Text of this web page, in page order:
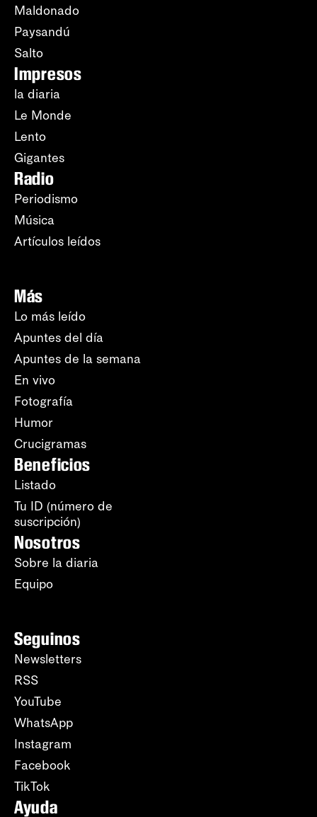
Maldonado
Paysandú
Salto
Impresos
la diaria
Le Monde
Lento
Gigantes
Radio
Periodismo
Música
Artículos leídos
Más
Lo más leído
Apuntes del día
Apuntes de la semana
En vivo
Fotografía
Humor
Crucigramas
Beneficios
Listado
Tu ID (número de
suscripción)
Nosotros
Sobre la diaria
Equipo
Seguinos
Newsletters
RSS
YouTube
WhatsApp
Instagram
Facebook
TikTok
Ayuda